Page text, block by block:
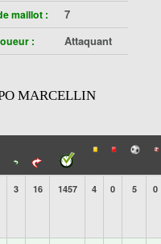
maillot : 7
: Attaquant
MARCELLIN
3 16 1457 4 0 5 0